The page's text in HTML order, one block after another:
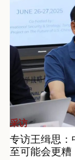
采访
专访王缉思：
至可能会更糟